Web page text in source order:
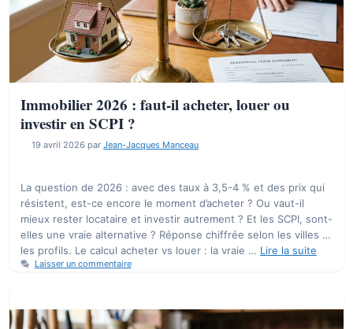
Immobilier 2026 : faut-il acheter, louer ou
investir en SCPI ?
19 avril 2026 par Jean-Jacques Manceau
La question de 2026 : avec des taux à 3,5-4 % et des prix qui
résistent, est-ce encore le moment d’acheter ? Ou vaut-il
mieux rester locataire et investir autrement ? Et les SCPI, sont-
elles une vraie alternative ? Réponse chiffrée selon les villes et
les profils. Le calcul acheter vs louer : la vraie … Lire la suite
Laisser un commentaire